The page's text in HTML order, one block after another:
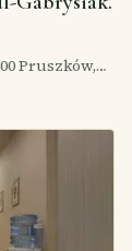
Pruszków,